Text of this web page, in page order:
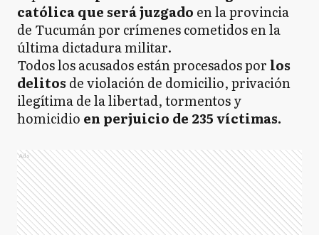
católica que será juzgado en la provincia
de Tucumán por crímenes cometidos en la
última dictadura militar.
Todos los acusados están procesados por los
delitos de violación de domicilio, privación
ilegítima de la libertad, tormentos y
homicidio en perjuicio de 235 víctimas.
Ads